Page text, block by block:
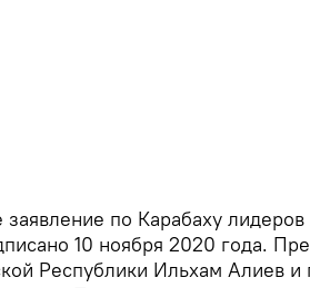
заявление по Карабаху
10 ноября 2020 года.
Республики Ильхам Алиев и